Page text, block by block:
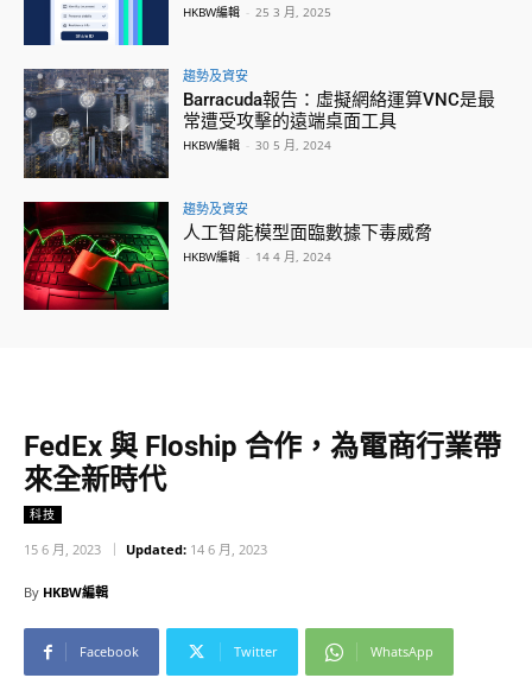
HKBW編輯 - 25 3 月, 2025
趨勢及資安
Barracuda報告：虛擬網絡運算VNC是最
常遭受攻擊的遠端桌面工具
HKBW編輯 - 30 5 月, 2024
趨勢及資安
人工智能模型面臨數據下毒威脅
HKBW編輯 - 14 4 月, 2024